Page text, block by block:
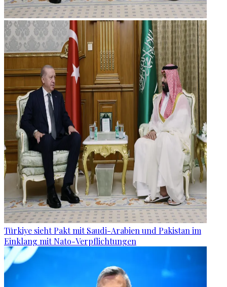
Türkiye sieht Pakt mit Saudi-Arabien und Pakistan im
Einklang mit Nato-Verpflichtungen